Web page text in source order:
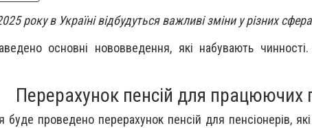
року в Україні відбудуться важливі зміни у різних
основні нововведення, які набувають чинності.
Перерахунок пенсій для працюючих
буде проведено перерахунок пенсій для пенсіонерів,